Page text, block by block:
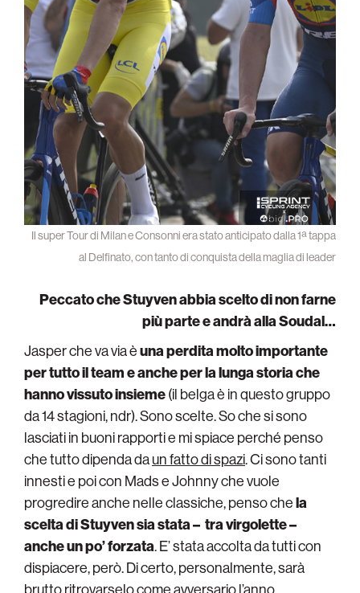
Il super Tour di Milan e Consonni era stato anticipato dalla 1ª tappa
al Delfinato, con tanto di conquista della maglia di leader
Peccato che Stuyven abbia scelto di non farne
più parte e andrà alla Soudal…
Jasper che va via èuna perdita molto importante
per tutto il team e anche per la lunga storia che
hanno vissuto insieme(il belga è in questo gruppo
da 14 stagioni, ndr). Sono scelte. So che si sono
lasciati in buoni rapporti e mi spiace perché penso
che tutto dipenda daun fatto di spazi. Ci sono tanti
innesti e poi con Mads e Johnny che vuole
progredire anche nelle classiche, penso chela
scelta di Stuyven sia stata – tra virgolette –
anche un po’ forzata. E’ stata accolta da tutti con
dispiacere, però. Di certo, personalmente, sarà